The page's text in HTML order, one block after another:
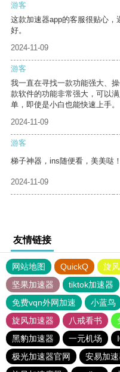
游客
这款加速器app的客服很贴心
好。
2024-11-09
游客
我一直在寻找一款功能强大、
款软件的功能非常强大，可以
单，即使是小白也能快速上手。
2024-11-09
游客
梯子神器，ins随便看，美美哒！
2024-11-09
友情链接
网站地图 QuickQ 旋
坚果加速器
tiktok加速器
免费vqn外网加速
小蓝鸟
旋风加速器
八戒看书
黑豹加速器
一元机场
极光加速器官网
安易加速